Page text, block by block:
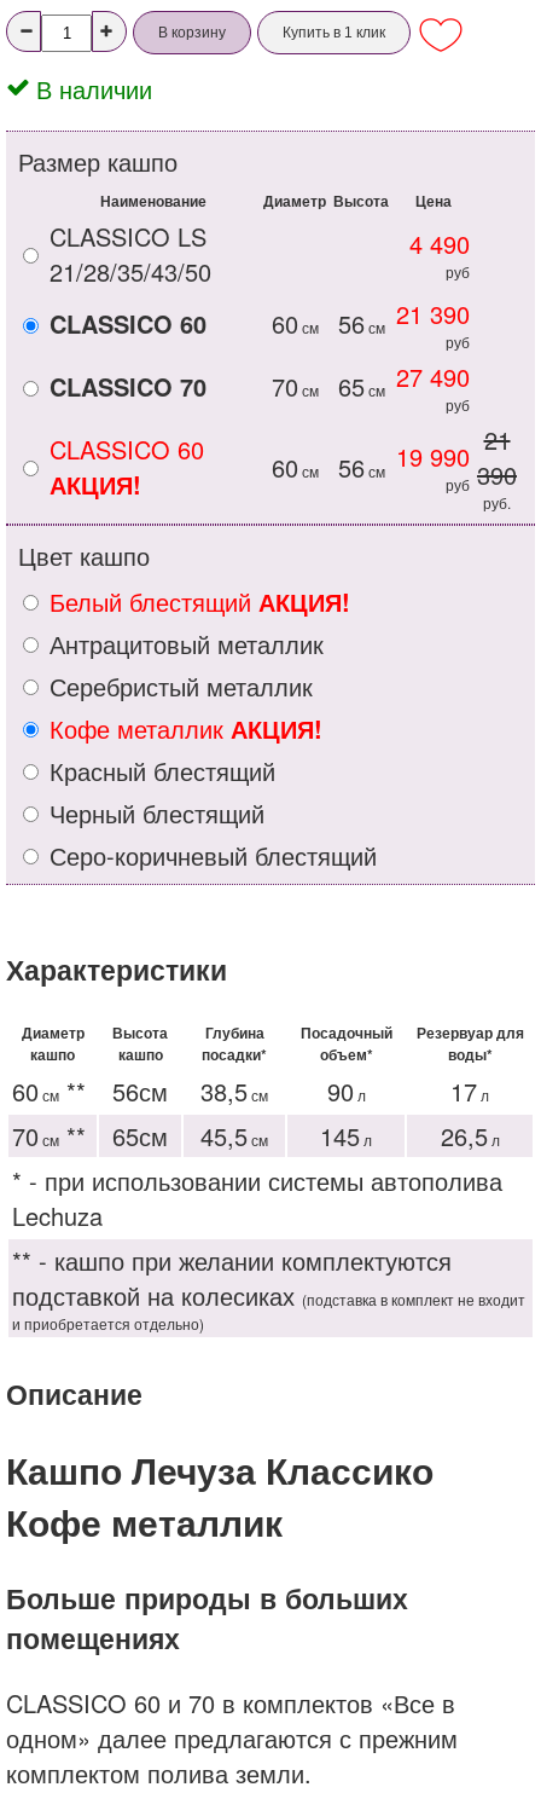
В корзину Купить в 1 клик
В наличии
Размер кашпо
Наименование Диаметр Высота Цена
CLASSICO LS
21/28/35/43/50
4 490
руб
CLASSICO 60 60 см 56см 21 390
руб
CLASSICO 70 70 см 65см 27 490
руб
CLASSICO 60
АКЦИЯ!
60 см 56см 19 990
руб
21
390
руб.
Цвет кашпо
Белый блестящий АКЦИЯ!
Антрацитовый металлик
Серебристый металлик
Кофе металлик АКЦИЯ!
Красный блестящий
Черный блестящий
Серо-коричневый блестящий
Характеристики
Диаметр
кашпо
Высота
кашпо
Глубина
посадки*
Посадочный
объем*
Резервуар для
воды*
60 см ** 56см 38,5см 90 л 17 л
70 см ** 65см 45,5см 145 л 26,5л
* - при использовании системы автополива
Lechuza
** - кашпо при желании комплектуются
подставкой на колесиках (подставка в комплект не входит
и приобретается отдельно)
Описание
Кашпо Лечуза Классико
Кофе металлик
Больше природы в больших
помещениях
CLASSICO 60 и 70 в комплектов «Все в
одном» далее предлагаются с прежним
комплектом полива земли.